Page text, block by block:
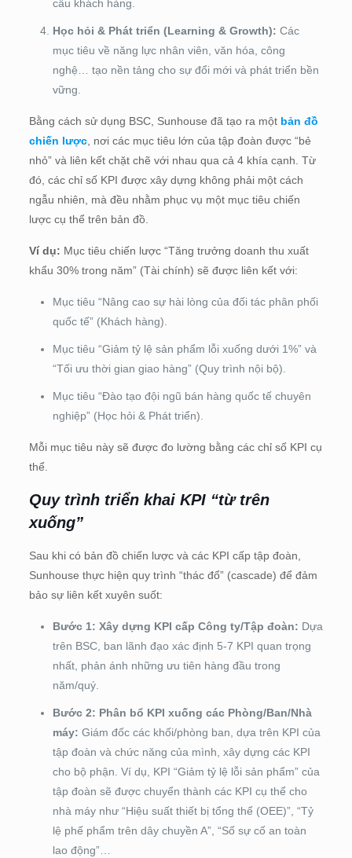
cầu khách hàng.
Học hỏi & Phát triển (Learning & Growth): Các
mục tiêu về năng lực nhân viên, văn hóa, công
nghệ… tạo nền tảng cho sự đổi mới và phát triển bền
vững.
Bằng cách sử dụng BSC, Sunhouse đã tạo ra một bản đồ
chiến lược, nơi các mục tiêu lớn của tập đoàn được “bẻ
nhỏ” và liên kết chặt chẽ với nhau qua cả 4 khía cạnh. Từ
đó, các chỉ số KPI được xây dựng không phải một cách
ngẫu nhiên, mà đều nhằm phục vụ một mục tiêu chiến
lược cụ thể trên bản đồ.
Ví dụ: Mục tiêu chiến lược “Tăng trưởng doanh thu xuất
khẩu 30% trong năm” (Tài chính) sẽ được liên kết với:
Mục tiêu “Nâng cao sự hài lòng của đối tác phân phối
quốc tế” (Khách hàng).
Mục tiêu “Giảm tỷ lệ sản phẩm lỗi xuống dưới 1%” và
“Tối ưu thời gian giao hàng” (Quy trình nội bộ).
Mục tiêu “Đào tạo đội ngũ bán hàng quốc tế chuyên
nghiệp” (Học hỏi & Phát triển).
Mỗi mục tiêu này sẽ được đo lường bằng các chỉ số KPI cụ
thể.
Quy trình triển khai KPI “từ trên
xuống”
Sau khi có bản đồ chiến lược và các KPI cấp tập đoàn,
Sunhouse thực hiện quy trình “thác đổ” (cascade) để đảm
bảo sự liên kết xuyên suốt:
Bước 1: Xây dựng KPI cấp Công ty/Tập đoàn: Dựa
trên BSC, ban lãnh đạo xác định 5-7 KPI quan trọng
nhất, phản ánh những ưu tiên hàng đầu trong
năm/quý.
Bước 2: Phân bổ KPI xuống các Phòng/Ban/Nhà
máy: Giám đốc các khối/phòng ban, dựa trên KPI của
tập đoàn và chức năng của mình, xây dựng các KPI
cho bộ phận. Ví dụ, KPI “Giảm tỷ lệ lỗi sản phẩm” của
tập đoàn sẽ được chuyển thành các KPI cụ thể cho
nhà máy như “Hiệu suất thiết bị tổng thể (OEE)”, “Tỷ
lệ phế phẩm trên dây chuyền A”, “Số sự cố an toàn
lao động”…